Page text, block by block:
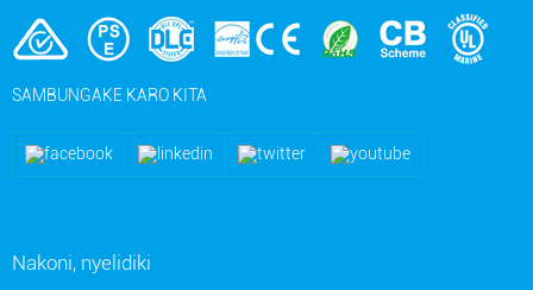
SAMBUNGAKE KARO KITA
Nakoni, nyelidiki